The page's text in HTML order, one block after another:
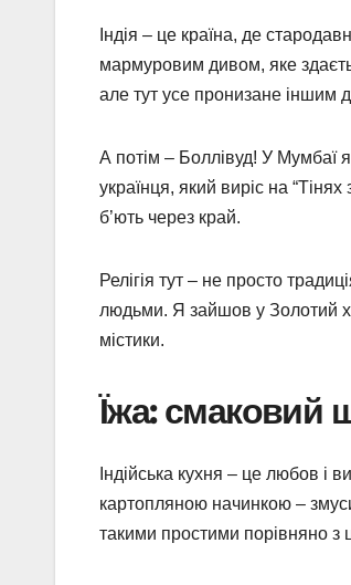
Індія – це країна, де
мармуровим дивом, яке
але тут усе пронизане
А потім – Боллівуд! У Мумбаї
українця, який виріс на
б’ють через край.
Релігія тут – не просто
людьми. Я зайшов у Золотий
містики.
Їжа: смаковий
Індійська кухня – це любов
картопляною начинкою –
такими простими порівняно з